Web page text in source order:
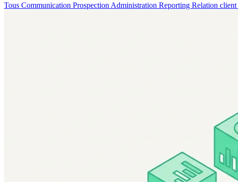
Tous Communication Prospection Administration Reporting Relation client